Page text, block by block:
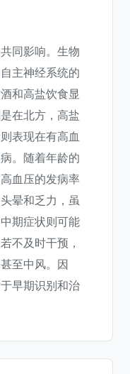
同影响。生物
主神经系统的
和高盐饮食显
在北方，高盐
表现在有高血
。随着年龄的
血压的发病率
晕和乏力，虽
期症状则可能
不及时干预，
至中风。因
早期识别和治